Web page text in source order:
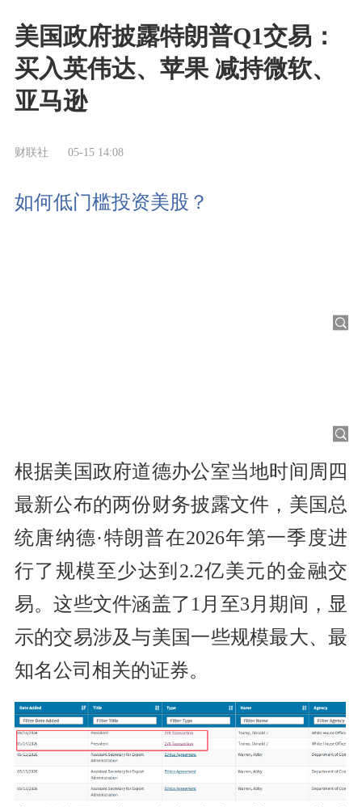
美国政府披露特朗普Q1交易：
买入英伟达、苹果 减持微软、
亚马逊
财联社 05-15 14:08
如何低门槛投资美股？
根据美国政府道德办公室当地时间周四
最新公布的两份财务披露文件，美国总
统唐纳德·特朗普在2026年第一季度进
行了规模至少达到2.2亿美元的金融交
易。这些文件涵盖了1月至3月期间，显
示的交易涉及与美国一些规模最大、最
知名公司相关的证券。